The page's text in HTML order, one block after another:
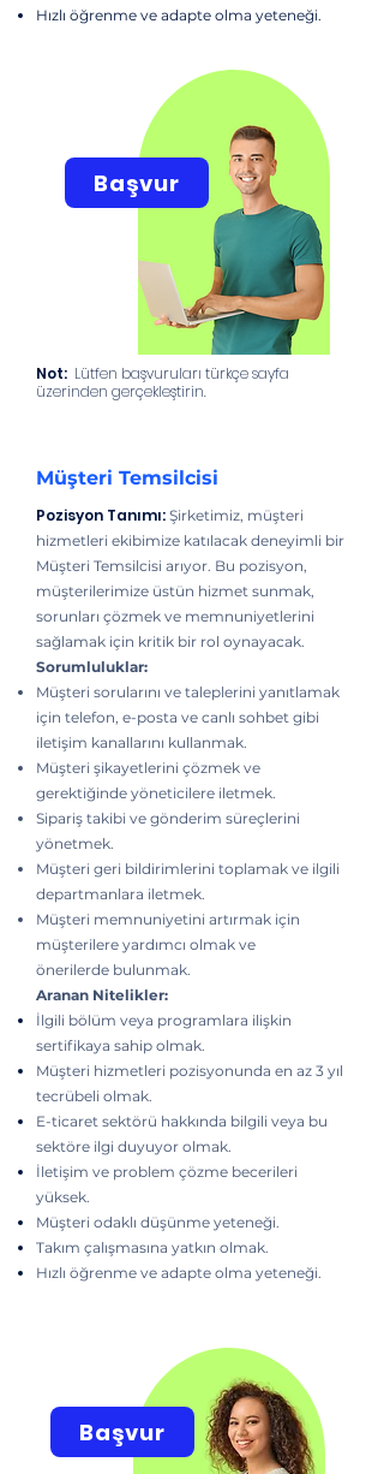
Hızlı öğrenme ve adapte olma yeteneği.
Başvur
Not: Lütfen başvuruları türkçe sayfa
üzerinden gerçekleştirin.
Müşteri Temsilcisi
Pozisyon Tanımı: Şirketimiz, müşteri
hizmetleri ekibimize katılacak deneyimli bir
Müşteri Temsilcisi arıyor. Bu pozisyon,
müşterilerimize üstün hizmet sunmak,
sorunları çözmek ve memnuniyetlerini
sağlamak için kritik bir rol oynayacak.
Sorumluluklar:
Müşteri sorularını ve taleplerini yanıtlamak
için telefon, e-posta ve canlı sohbet gibi
iletişim kanallarını kullanmak.
Müşteri şikayetlerini çözmek ve
gerektiğinde yöneticilere iletmek.
Sipariş takibi ve gönderim süreçlerini
yönetmek.
Müşteri geri bildirimlerini toplamak ve ilgili
departmanlara iletmek.
Müşteri memnuniyetini artırmak için
müşterilere yardımcı olmak ve
önerilerde bulunmak.
Aranan Nitelikler:
İlgili bölüm veya programlara ilişkin
sertifikaya sahip olmak.
Müşteri hizmetleri pozisyonunda en az 3 yıl
tecrübeli olmak.
E-ticaret sektörü hakkında bilgili veya bu
sektöre ilgi duyuyor olmak.
İletişim ve problem çözme becerileri
yüksek.
Müşteri odaklı düşünme yeteneği.
Takım çalışmasına yatkın olmak.
Hızlı öğrenme ve adapte olma yeteneği.
Başvur